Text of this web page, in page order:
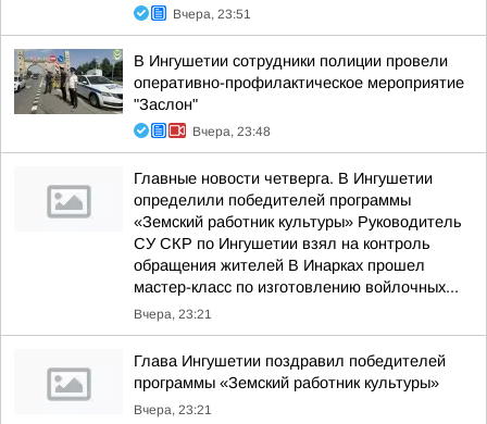
Вчера, 23:51
В Ингушетии сотрудники полиции провели
оперативно-профилактическое мероприятие
"Заслон"
Вчера, 23:48
Главные новости четверга. В Ингушетии
определили победителей программы
«Земский работник культуры» Руководитель
СУ СКР по Ингушетии взял на контроль
обращения жителей В Инарках прошел
мастер-класс по изготовлению войлочных...
Вчера, 23:21
Глава Ингушетии поздравил победителей
программы «Земский работник культуры»
Вчера, 23:21